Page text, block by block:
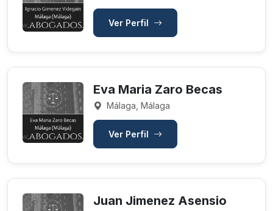
Ver Perfil
Eva Maria Zaro Becas
Málaga, Málaga
Ver Perfil
Juan Jimenez Asensio